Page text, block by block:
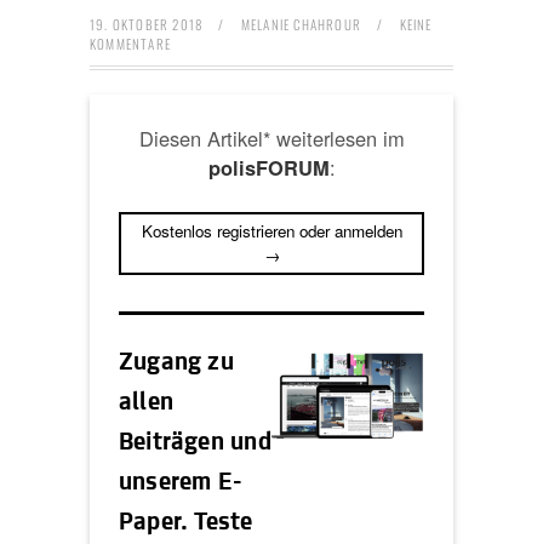
19. OKTOBER 2018 / MELANIE CHAHROUR /
KEINE
KOMMENTARE
Diesen Artikel* weiterlesen im
polisFORUM:
Kostenlos registrieren oder anmelden
→
Zugang zu
allen
Beiträgen und
unserem E-
Paper. Teste